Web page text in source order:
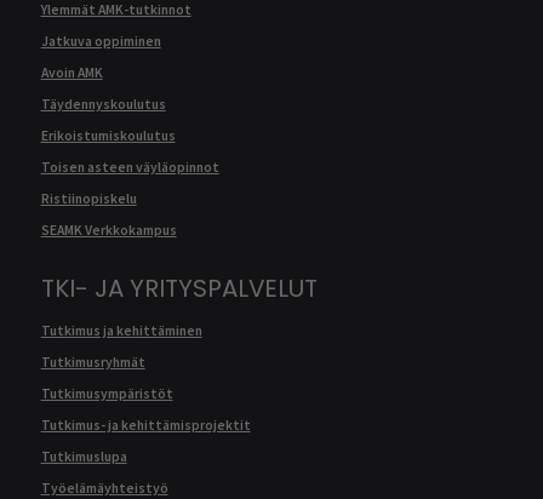
Ylemmät AMK-tutkinnot
Jatkuva oppiminen
Avoin AMK
Täydennyskoulutus
Erikoistumiskoulutus
Toisen asteen väyläopinnot
Ristiinopiskelu
SEAMK Verkkokampus
TKI- JA YRITYSPALVELUT
Tutkimus ja kehittäminen
Tutkimusryhmät
Tutkimusympäristöt
Tutkimus- ja kehittämisprojektit
Tutkimuslupa
Työelämäyhteistyö